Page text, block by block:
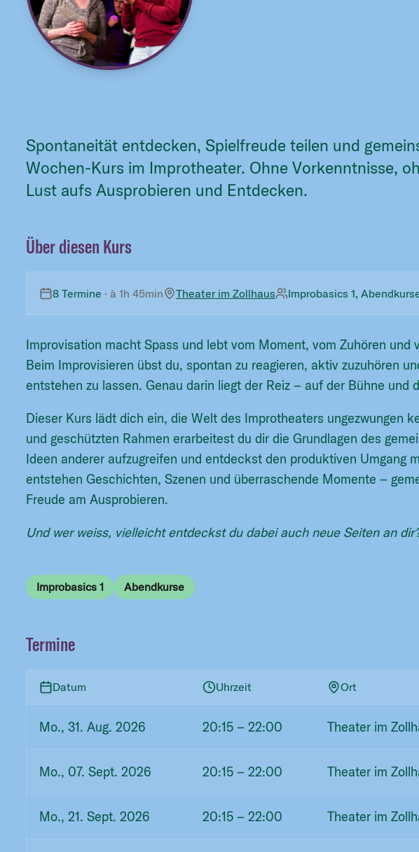
Spontaneität entdecken, Spielfreude teilen und
Wochen-Kurs im Improtheater. Ohne Vorkenntnisse,
Lust aufs Ausprobieren und Entdecken.
Über diesen Kurs
8 Termine · à 1h 45min Theater im Zollhaus Improbasics 1,
Improvisation macht Spass und lebt vom Moment, vom Zuhören und
Beim Improvisieren übst du, spontan zu reagieren, aktiv zuzuhören
entstehen zu lassen. Genau darin liegt der Reiz – auf der Bühne und
Dieser Kurs lädt dich ein, die Welt des Improtheaters ungezwungen
und geschützten Rahmen erarbeitest du dir die Grundlagen des
Ideen anderer aufzugreifen und entdeckst den produktiven Umgang
entstehen Geschichten, Szenen und überraschende Momente –
Freude am Ausprobieren.
Und wer weiss, vielleicht entdeckst du dabei auch neue Seiten an
Improbasics 1 Abendkurse
Termine
Datum Uhrzeit Ort
Mo., 31. Aug. 2026 20:15 – 22:00 Theater im
Mo., 07. Sept. 2026 20:15 – 22:00 Theater im
Mo., 21. Sept. 2026 20:15 – 22:00 Theater im